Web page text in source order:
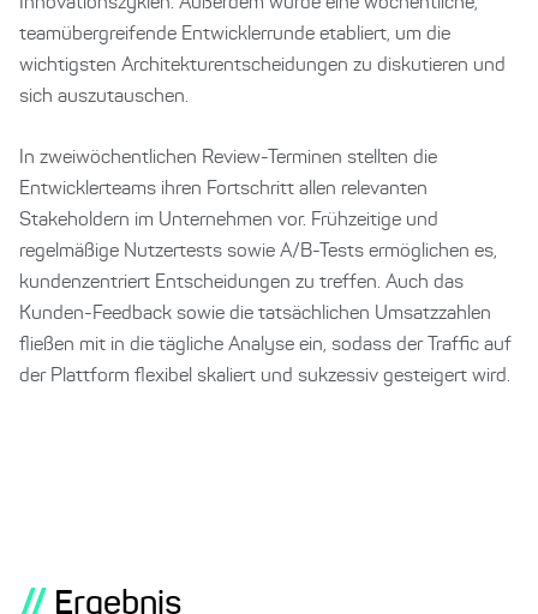
teamübergreifende Entwicklerrunde etabliert, um die
wichtigsten Architekturentscheidungen zu diskutieren und
sich auszutauschen.
In zweiwöchentlichen Review-Terminen stellten die
Entwicklerteams ihren Fortschritt allen relevanten
Stakeholdern im Unternehmen vor. Frühzeitige und
regelmäßige Nutzertests sowie A/B-Tests ermöglichen es,
kundenzentriert Entscheidungen zu treffen. Auch das
Kunden-Feedback sowie die tatsächlichen Umsatzzahlen
fließen mit in die tägliche Analyse ein, sodass der Traffic auf
der Plattform flexibel skaliert und sukzessiv gesteigert wird.
// Ergebnis